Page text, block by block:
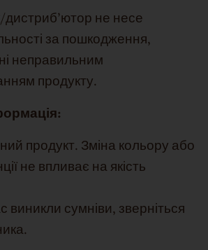
не несе
за пошкодження,
неправильним
продукту.
продукт. Зміна кольору або
не впливає на якість
виникли сумніви, зверніться